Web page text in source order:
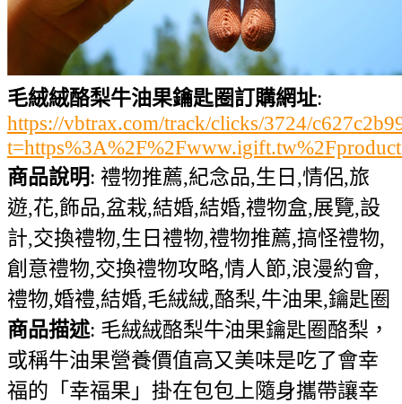
毛絨絨酪梨牛油果鑰匙圈訂購網址:
https://vbtrax.com/track/clicks/3724/
商品說明: 禮物推薦,紀念品,生日,情侶,旅
遊,花,飾品,盆栽,結婚,結婚,禮物盒,展覽,設
計,交換禮物,生日禮物,禮物推薦,搞怪禮物,
創意禮物,交換禮物攻略,情人節,浪漫約會,
禮物,婚禮,結婚,毛絨絨,酪梨,牛油果,鑰匙圈
商品描述: 毛絨絨酪梨牛油果鑰匙圈酪梨，
或稱牛油果營養價值高又美味是吃了會幸
福的「幸福果」掛在包包上隨身攜帶讓幸